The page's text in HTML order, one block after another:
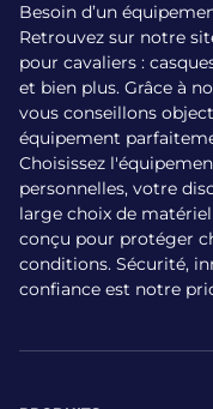
Besoin d’un
Retrouvez sur notre
pour cavaliers :
et bien plus. Grâce à
vous conseillons
équipement
Choisissez
personnelles, votre
large choix de
conçu pour protéger
conditions. Sécurité,
confiance est notre